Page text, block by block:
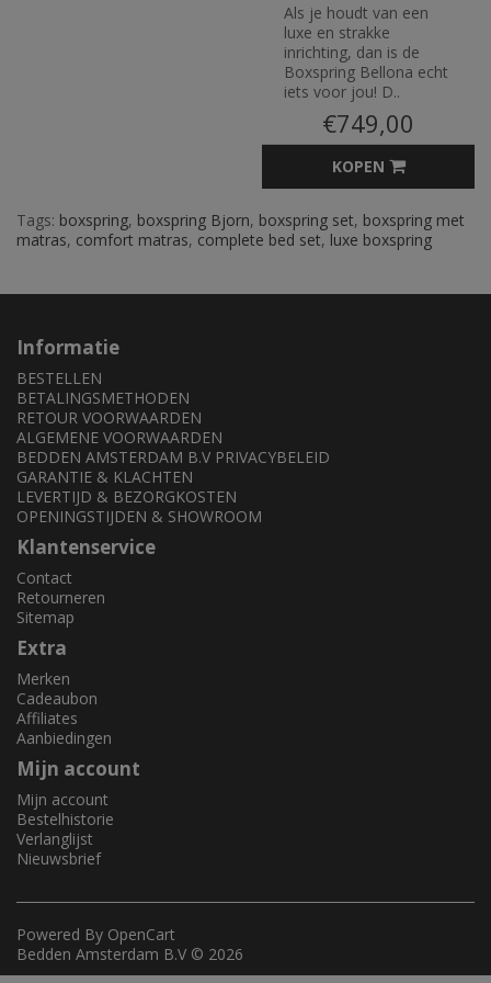
Als je houdt van een
luxe en strakke
inrichting, dan is de
Boxspring Bellona echt
iets voor jou! D..
€749,00
KOPEN
Tags: boxspring, boxspring Bjorn, boxspring set, boxspring met
matras, comfort matras, complete bed set, luxe boxspring
Informatie
BESTELLEN
BETALINGSMETHODEN
RETOUR VOORWAARDEN
ALGEMENE VOORWAARDEN
BEDDEN AMSTERDAM B.V PRIVACYBELEID
GARANTIE & KLACHTEN
LEVERTIJD & BEZORGKOSTEN
OPENINGSTIJDEN & SHOWROOM
Klantenservice
Contact
Retourneren
Sitemap
Extra
Merken
Cadeaubon
Affiliates
Aanbiedingen
Mijn account
Mijn account
Bestelhistorie
Verlanglijst
Nieuwsbrief
Powered By OpenCart
Bedden Amsterdam B.V © 2026